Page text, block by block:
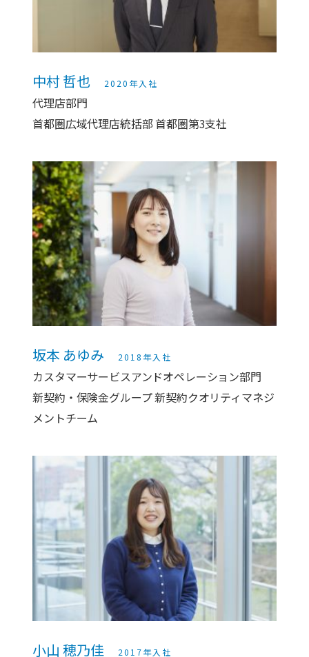
中村 哲也2020年入社
代理店部門
首都圏広域代理店統括部 首都圏第3支社
坂本 あゆみ2018年入社
カスタマーサービスアンドオペレーション部門
新契約・保険金グループ 新契約クオリティマネジ
メントチーム
小山 穂乃佳2017年入社